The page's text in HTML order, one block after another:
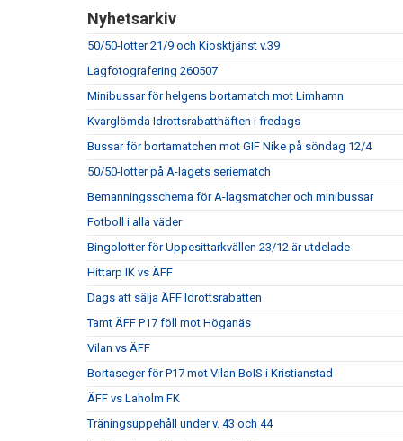
Nyhetsarkiv
50/50-lotter 21/9 och Kiosktjänst v.39
Lagfotografering 260507
Minibussar för helgens bortamatch mot Limhamn
Kvarglömda Idrottsrabatthäften i fredags
Bussar för bortamatchen mot GIF Nike på söndag 12/4
50/50-lotter på A-lagets seriematch
Bemanningsschema för A-lagsmatcher och minibussar
Fotboll i alla väder
Bingolotter för Uppesittarkvällen 23/12 är utdelade
Hittarp IK vs ÄFF
Dags att sälja ÄFF Idrottsrabatten
Tamt ÄFF P17 föll mot Höganäs
Vilan vs ÄFF
Bortaseger för P17 mot Vilan BoIS i Kristianstad
ÄFF vs Laholm FK
Träningsuppehåll under v. 43 och 44